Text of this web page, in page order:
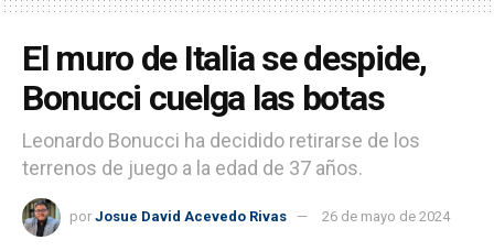
El muro de Italia se despide,
Bonucci cuelga las botas
Leonardo Bonucci ha decidido retirarse de los
terrenos de juego a la edad de 37 años.
por Josue David Acevedo Rivas 26 de mayo de 2024